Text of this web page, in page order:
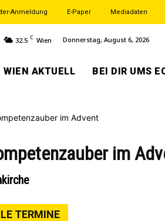
Anmeldung E-Paper Mediadaten
32.5 C Wien Donnerstag, August 6, 2026
WIEN AKTUELL BEI DIR UMS
im
TERMINE